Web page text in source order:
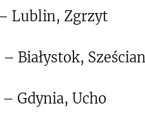
Lublin, Zgrzyt
– Białystok, Sześcian
– Gdynia, Ucho